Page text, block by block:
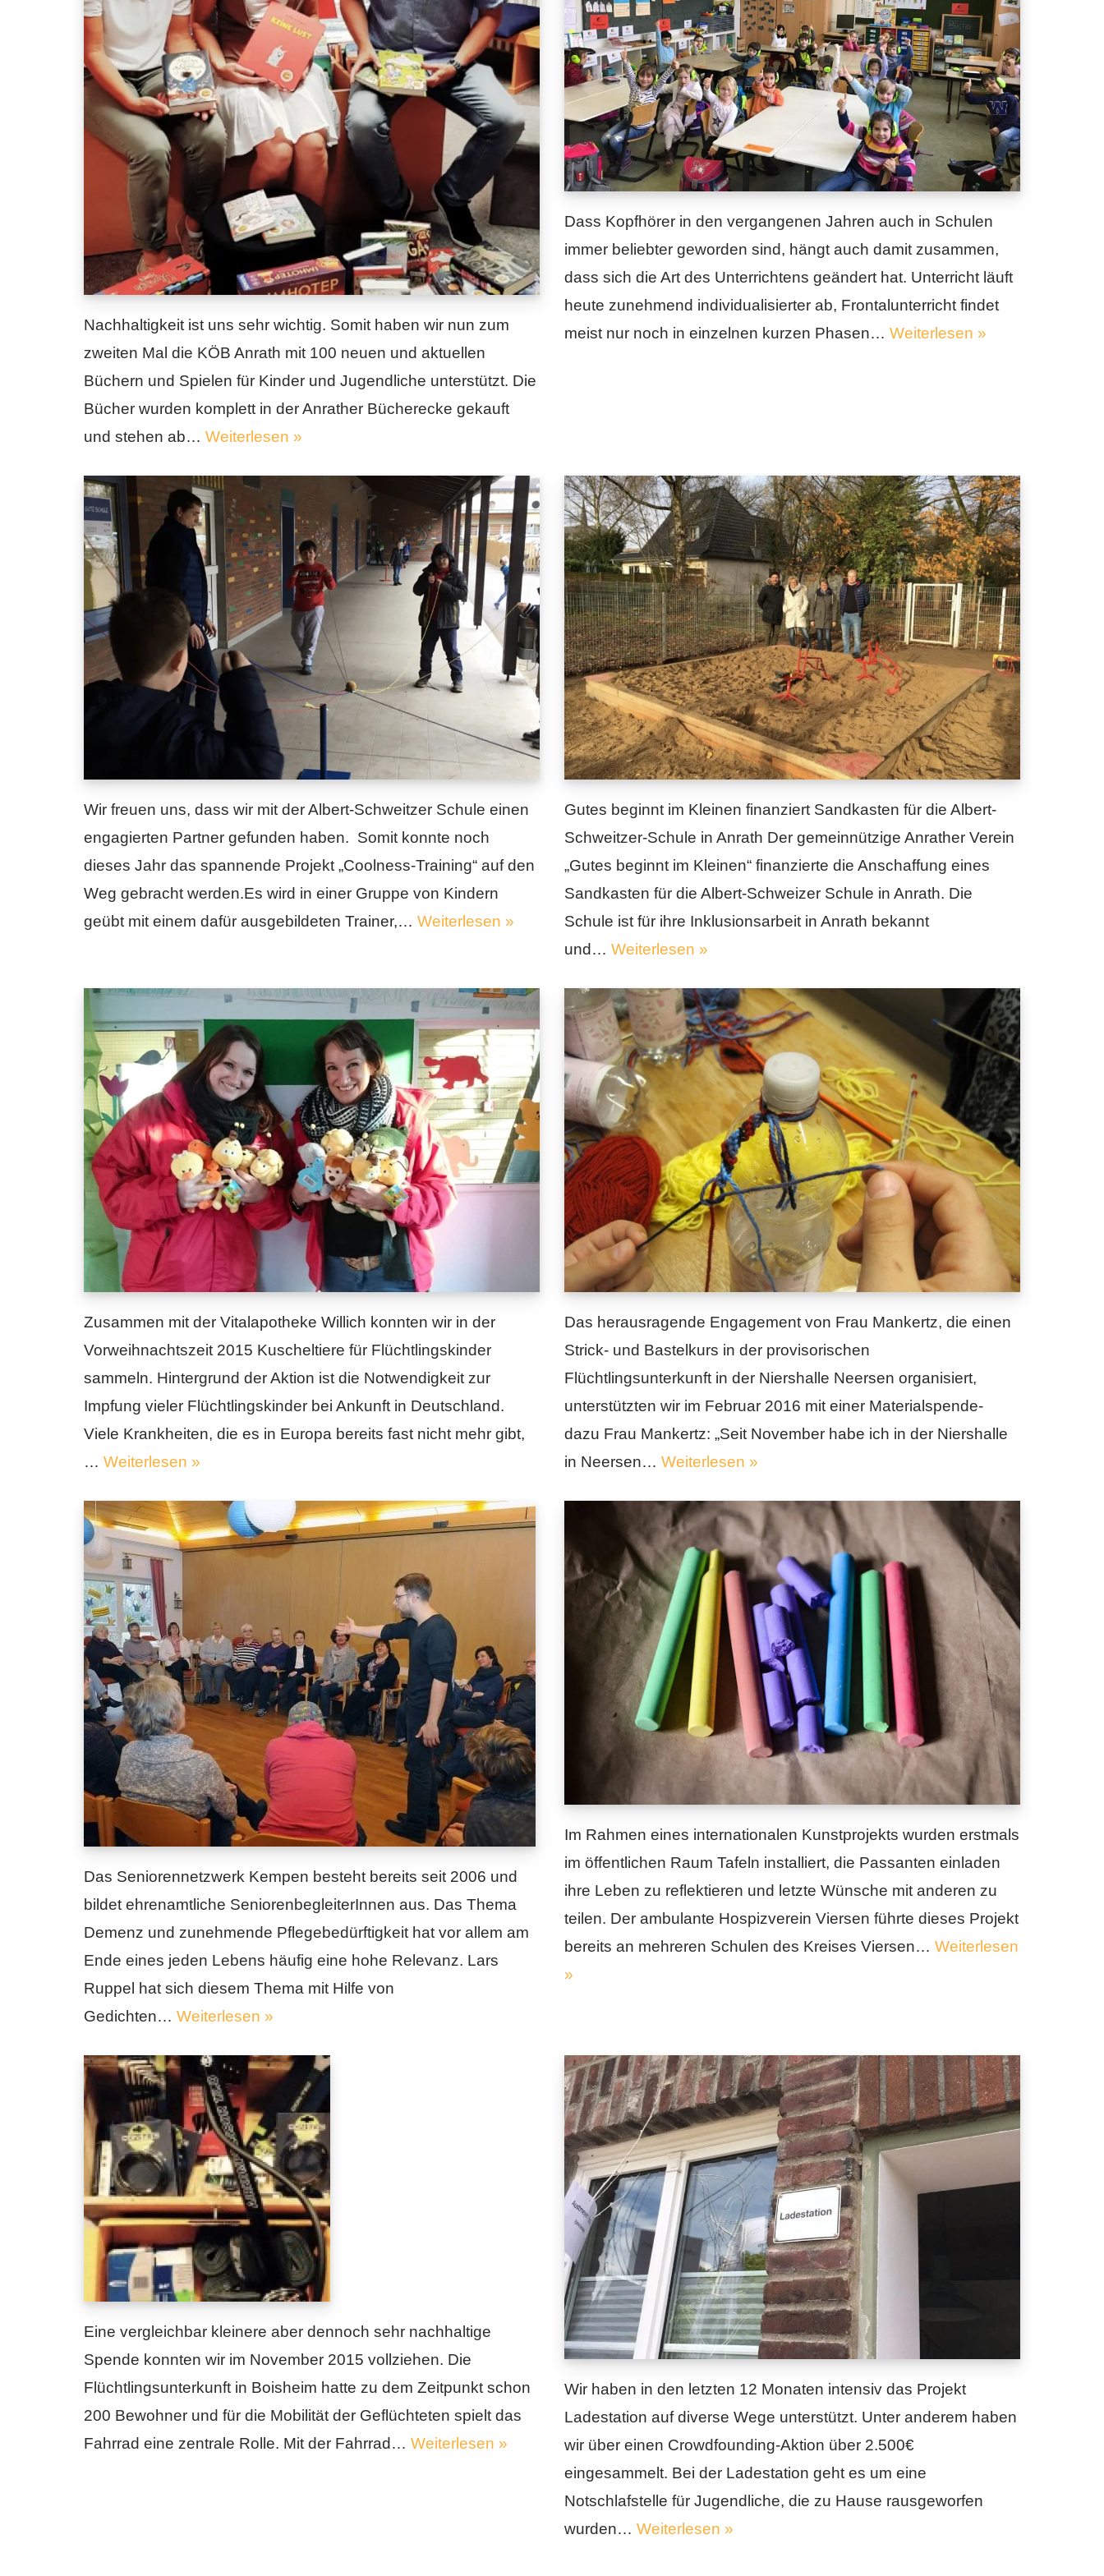
Nachhaltigkeit ist uns sehr wichtig. Somit haben wir nun zum
zweiten Mal die KÖB Anrath mit 100 neuen und aktuellen
Büchern und Spielen für Kinder und Jugendliche unterstützt. Die
Bücher wurden komplett in der Anrather Bücherecke gekauft
und stehen ab… Weiterlesen »
Dass Kopfhörer in den vergangenen Jahren auch in Schulen
immer beliebter geworden sind, hängt auch damit zusammen,
dass sich die Art des Unterrichtens geändert hat. Unterricht läuft
heute zunehmend individualisierter ab, Frontalunterricht findet
meist nur noch in einzelnen kurzen Phasen… Weiterlesen »
Wir freuen uns, dass wir mit der Albert-Schweitzer Schule einen
engagierten Partner gefunden haben. Somit konnte noch
dieses Jahr das spannende Projekt „Coolness-Training“ auf den
Weg gebracht werden.Es wird in einer Gruppe von Kindern
geübt mit einem dafür ausgebildeten Trainer,… Weiterlesen »
Gutes beginnt im Kleinen finanziert Sandkasten für die Albert-
Schweitzer-Schule in Anrath Der gemeinnützige Anrather Verein
„Gutes beginnt im Kleinen“ finanzierte die Anschaffung eines
Sandkasten für die Albert-Schweizer Schule in Anrath. Die
Schule ist für ihre Inklusionsarbeit in Anrath bekannt
und… Weiterlesen »
Zusammen mit der Vitalapotheke Willich konnten wir in der
Vorweihnachtszeit 2015 Kuscheltiere für Flüchtlingskinder
sammeln. Hintergrund der Aktion ist die Notwendigkeit zur
Impfung vieler Flüchtlingskinder bei Ankunft in Deutschland.
Viele Krankheiten, die es in Europa bereits fast nicht mehr gibt,
… Weiterlesen »
Das herausragende Engagement von Frau Mankertz, die einen
Strick- und Bastelkurs in der provisorischen
Flüchtlingsunterkunft in der Niershalle Neersen organisiert,
unterstützten wir im Februar 2016 mit einer Materialspende-
dazu Frau Mankertz: „Seit November habe ich in der Niershalle
in Neersen… Weiterlesen »
Das Seniorennetzwerk Kempen besteht bereits seit 2006 und
bildet ehrenamtliche SeniorenbegleiterInnen aus. Das Thema
Demenz und zunehmende Pflegebedürftigkeit hat vor allem am
Ende eines jeden Lebens häufig eine hohe Relevanz. Lars
Ruppel hat sich diesem Thema mit Hilfe von
Gedichten… Weiterlesen »
Im Rahmen eines internationalen Kunstprojekts wurden erstmals
im öffentlichen Raum Tafeln installiert, die Passanten einladen
ihre Leben zu reflektieren und letzte Wünsche mit anderen zu
teilen. Der ambulante Hospizverein Viersen führte dieses Projekt
bereits an mehreren Schulen des Kreises Viersen… Weiterlesen
»
Eine vergleichbar kleinere aber dennoch sehr nachhaltige
Spende konnten wir im November 2015 vollziehen. Die
Flüchtlingsunterkunft in Boisheim hatte zu dem Zeitpunkt schon
200 Bewohner und für die Mobilität der Geflüchteten spielt das
Fahrrad eine zentrale Rolle. Mit der Fahrrad… Weiterlesen »
Wir haben in den letzten 12 Monaten intensiv das Projekt
Ladestation auf diverse Wege unterstützt. Unter anderem haben
wir über einen Crowdfounding-Aktion über 2.500€
eingesammelt. Bei der Ladestation geht es um eine
Notschlafstelle für Jugendliche, die zu Hause rausgeworfen
wurden… Weiterlesen »